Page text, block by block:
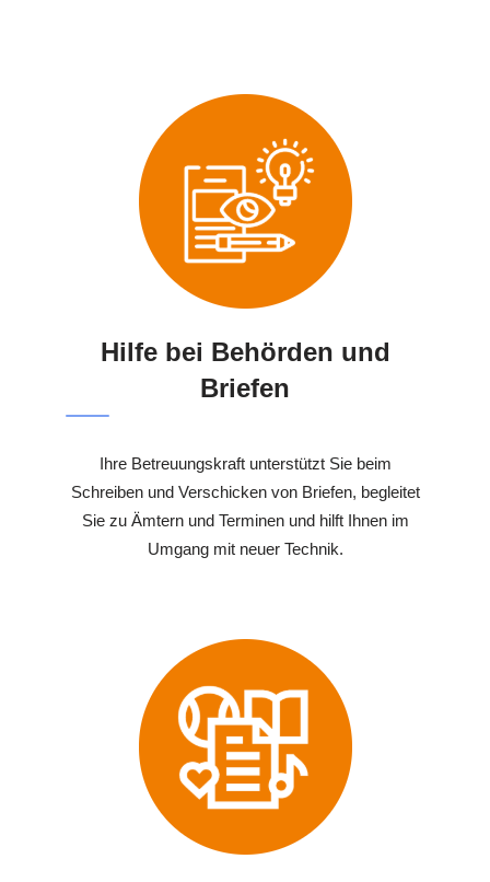
Hilfe bei Behörden und
Briefen
Ihre Betreuungskraft unterstützt Sie beim
Schreiben und Verschicken von Briefen, begleitet
Sie zu Ämtern und Terminen und hilft Ihnen im
Umgang mit neuer Technik.